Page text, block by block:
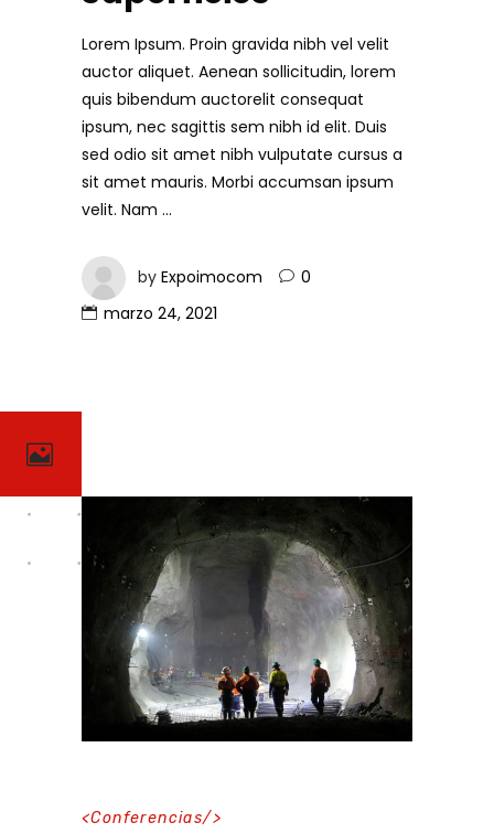
Lorem Ipsum. Proin gravida nibh vel velit
auctor aliquet. Aenean sollicitudin, lorem
quis bibendum auctorelit consequat
ipsum, nec sagittis sem nibh id elit. Duis
sed odio sit amet nibh vulputate cursus a
sit amet mauris. Morbi accumsan ipsum
velit. Nam
by Expoimocom
0
marzo 24, 2021
<Conferencias/>